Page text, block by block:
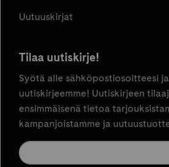
Uutuuskirjat
Tilaa uutiskirje!
Syötä alle sähköpostiosoitteesi
uutiskirjeemme! Uutiskirjeen
ensimmäisenä tietoa
kampanjoistamme ja